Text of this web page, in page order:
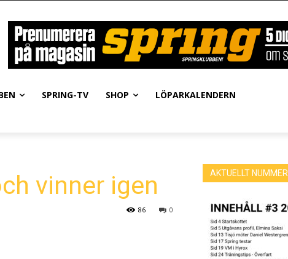
SPRING-TV SHOP LÖPARKALENDERN
vinner igen
0
86
AKTUELLT NUMMER